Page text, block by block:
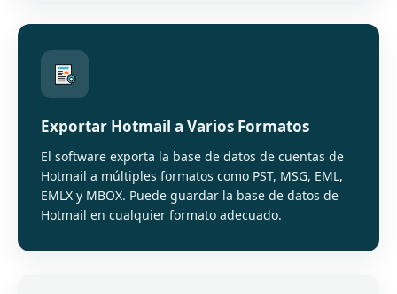
Exportar Hotmail a Varios Formatos
El software exporta la base de datos de cuentas de
Hotmail a múltiples formatos como PST, MSG, EML,
EMLX y MBOX. Puede guardar la base de datos de
Hotmail en cualquier formato adecuado.